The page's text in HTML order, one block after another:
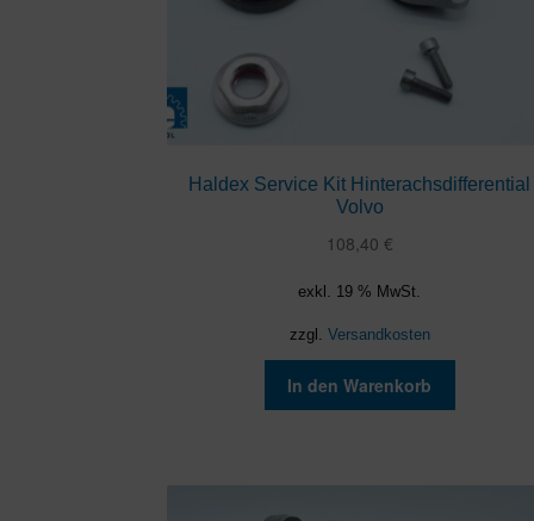
Haldex Service Kit Hinterachsdifferential
Volvo
108,40 €
exkl. 19 % MwSt.
zzgl. Versandkosten
In den Warenkorb